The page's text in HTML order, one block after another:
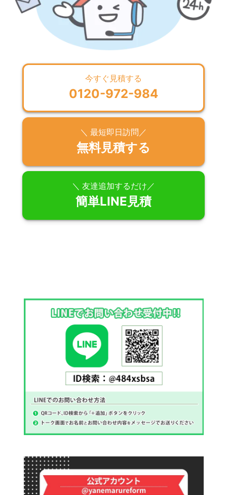
今すぐ見積する
0120-972-984
＼ 最短即日訪問／
無料見積する
＼ 友達追加するだけ／
簡単LINE見積